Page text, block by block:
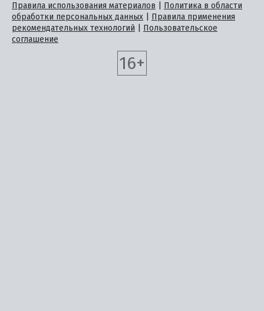
Правила использования материалов
Политика в области
обработки персональных данных
Правила применения
рекомендательных технологий
Пользовательское
соглашение
16+